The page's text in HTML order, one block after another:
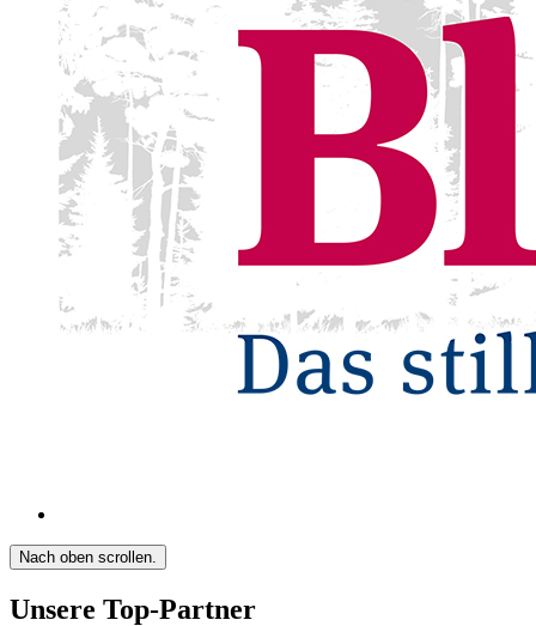
Nach oben scrollen.
Unsere Top-Partner